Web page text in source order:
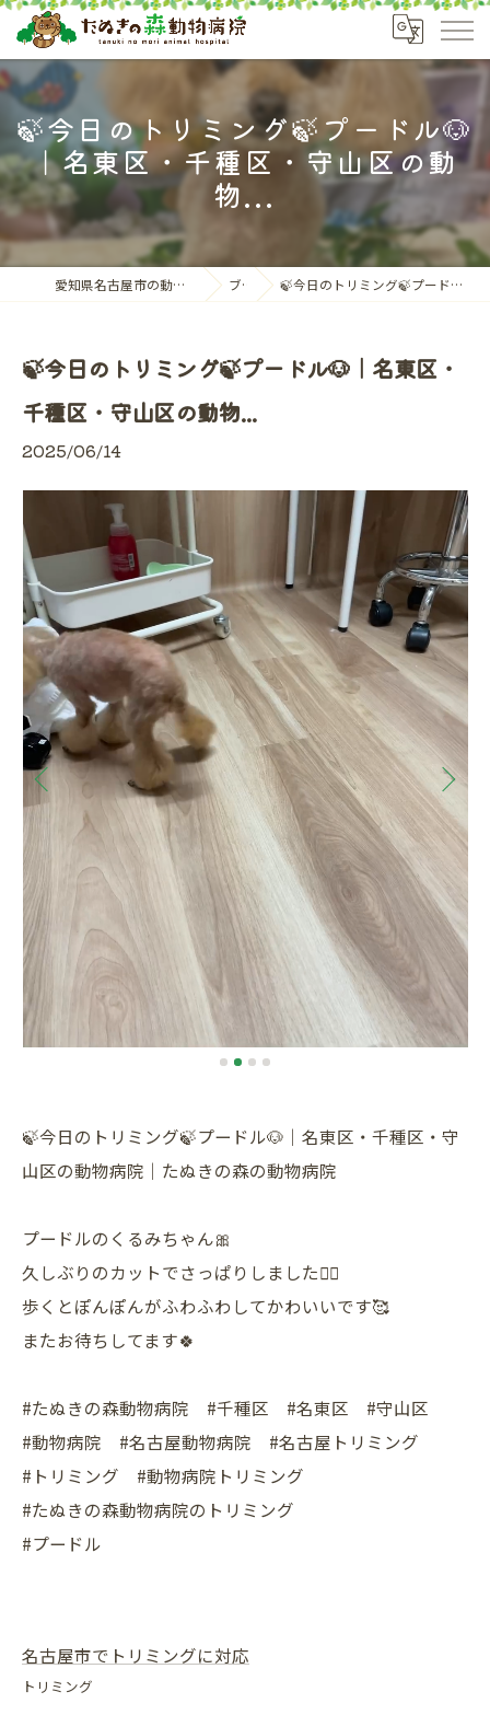
🍃今日のトリミング🍃プードル🐶
｜名東区・千種区・守山区の動
物...
愛知県名古屋市の動物病院ならたぬきの森動物病院 ブログ 🍃今日のトリミング🍃プードル🐶｜名東区・千種区・守山区の動物...
🍃今日のトリミング🍃プードル🐶｜名東区・
千種区・守山区の動物...
2025/06/14
🍃今日のトリミング🍃プードル🐶｜名東区・千種区・守
山区の動物病院｜たぬきの森の動物病院
プードルのくるみちゃん🎀
久しぶりのカットでさっぱりしました💇‍♀️
歩くとぽんぽんがふわふわしてかわいいです🥰
またお待ちしてます🍀
#たぬきの森動物病院 #千種区 #名東区 #守山区
#動物病院 #名古屋動物病院 #名古屋トリミング
#トリミング #動物病院トリミング
#たぬきの森動物病院のトリミング
#プードル
名古屋市でトリミングに対応
トリミング